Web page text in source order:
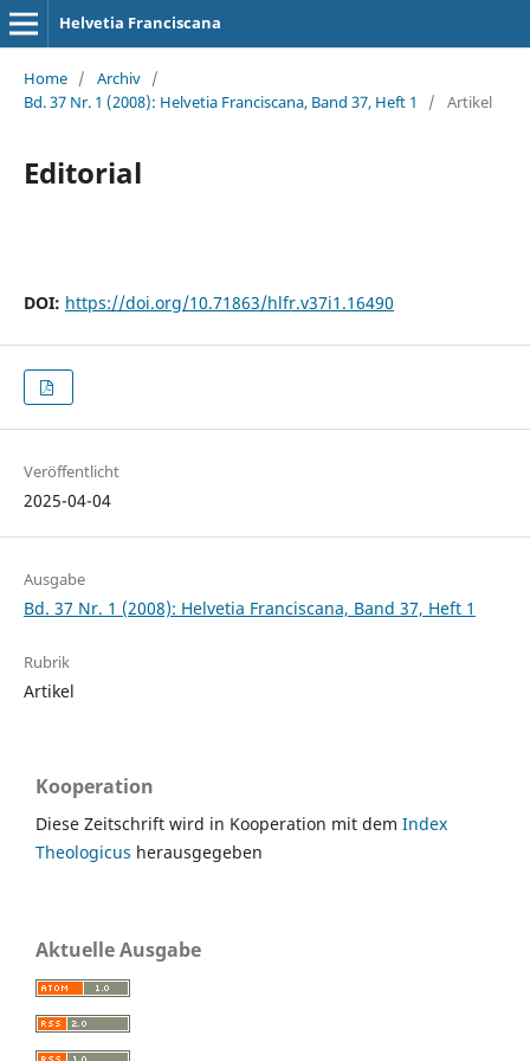
Helvetia Franciscana
Home / Archiv /
Bd. 37 Nr. 1 (2008): Helvetia Franciscana, Band 37, Heft 1
/ Artikel
Editorial
DOI: https://doi.org/10.71863/hlfr.v37i1.16490
Veröffentlicht
2025-04-04
Ausgabe
Bd. 37 Nr. 1 (2008): Helvetia Franciscana, Band 37, Heft 1
Rubrik
Artikel
Kooperation
Diese Zeitschrift wird in Kooperation mit dem Index
Theologicus herausgegeben
Aktuelle Ausgabe